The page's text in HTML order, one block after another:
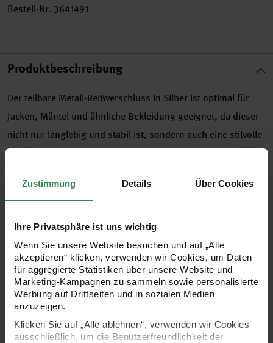
Zustimmung Details Über Cookies
Ihre Privatsphäre ist uns wichtig
Wenn Sie unsere Website besuchen und auf „Alle
akzeptieren“ klicken, verwenden wir Cookies, um Daten
für aggregierte Statistiken über unsere Website und
Marketing-Kampagnen zu sammeln sowie personalisierte
Werbung auf Drittseiten und in sozialen Medien
anzuzeigen.
Klicken Sie auf „Alle ablehnen“, verwenden wir Cookies
ausschließlich, um die Benutzerfreundlichkeit der
Bestell-Nr. 3641491
Produktbeschreibung
Der teilbare Metall-Reißverschluss in Silber ist optimal für
Jacken, Mäntel und ähnliche Bekleidung geeignet, da dieser
nicht nur langlebig und stabil ist, sondern auch eine stilvolle
Optik bietet. Umrandet wird der Zipper von einem Neongrün,
was besonders ausgefallen an Ihren Strick- oder
Nähprojekten wirkt. Seine glatte Führung ermöglicht ein
Tragekomfort.
- Teilbarkeit für vielseitige Einsatzmöglichkeiten
- Hohe Stabilität und Langlebigkeit
- Robuste Metallausführung
- Farbe: Silber/Neongrün